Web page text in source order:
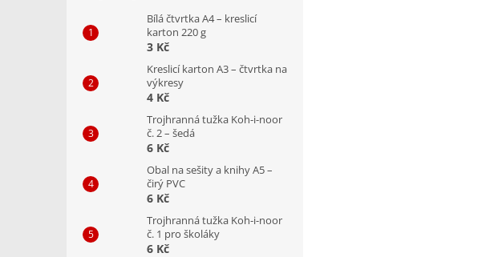
Bílá čtvrtka A4 – kreslicí
karton 220 g
3 Kč
Kreslicí karton A3 – čtvrtka na
výkresy
4 Kč
Trojhranná tužka Koh-i-noor
č. 2 – šedá
6 Kč
Obal na sešity a knihy A5 –
čirý PVC
6 Kč
Trojhranná tužka Koh-i-noor
č. 1 pro školáky
6 Kč